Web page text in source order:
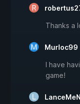
Thanks a
Murloc99
I have
game!